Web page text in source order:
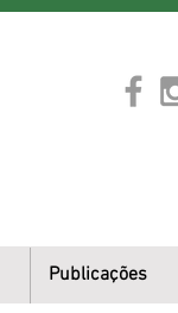
Publicações